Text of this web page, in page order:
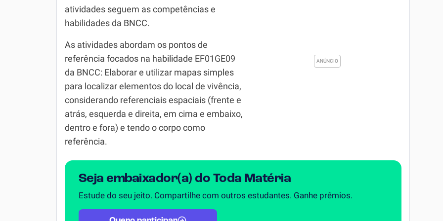
Simulador SiSUFísica
Todos os Exercícios
atividades seguem as competências e
habilidades da BNCC.
As atividades abordam os pontos de
referência focados na habilidade EF01GE09
da BNCC: Elaborar e utilizar mapas simples
para localizar elementos do local de vivência,
considerando referenciais espaciais (frente e
atrás, esquerda e direita, em cima e embaixo,
dentro e fora) e tendo o corpo como
referência.
Seja embaixador(a) do Toda Matéria
Estude do seu jeito. Compartilhe com outros estudantes. Ganhe prêmios.